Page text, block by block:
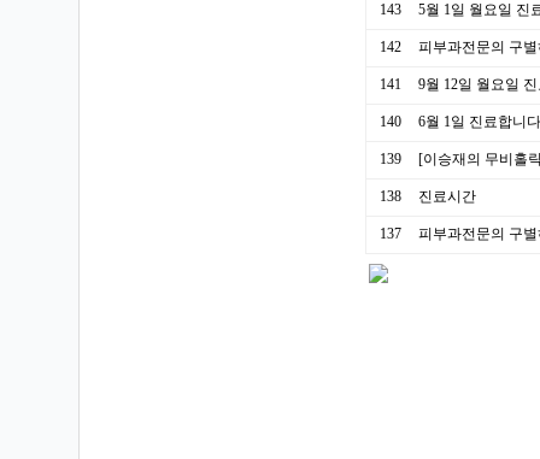
143 5월 1일 월요일 진
142 피부과전문의 구
141 9월 12일 월요일
140 6월 1일 진료합니다
139 [이승재의 무비홀
138 진료시간
137 피부과전문의 구